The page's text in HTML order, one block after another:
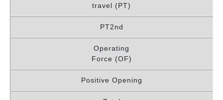
travel (PT)
PT2nd
Operating
Force (OF)
Positive Opening